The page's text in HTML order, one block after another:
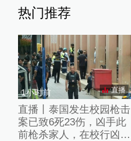
热门推荐
1小时前 直播
直播丨泰国发生校园枪击
案已致6死23伤，凶手此
前枪杀家人，在校行凶后